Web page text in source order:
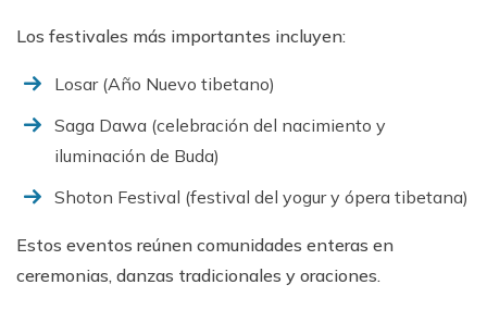
Los festivales más importantes incluyen:
Losar (Año Nuevo tibetano)
Saga Dawa (celebración del nacimiento y
iluminación de Buda)
Shoton Festival (festival del yogur y ópera tibetana)
Estos eventos reúnen comunidades enteras en
ceremonias, danzas tradicionales y oraciones.